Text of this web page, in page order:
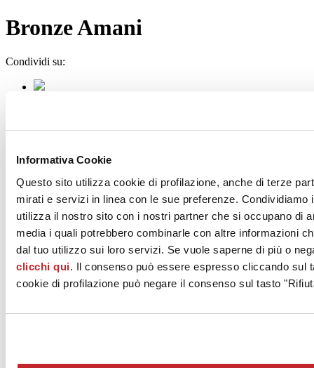
Informativa Cookie
Questo sito utilizza cookie di profilazione, anche di terze
mirati e servizi in linea con le sue preferenze.
utilizza il nostro sito con i nostri partner che si occupano di
media i quali potrebbero combinarle con altre informazioni
dal tuo utilizzo sui loro servizi. Se vuole saperne di più o
clicchi qui. Il consenso può essere espresso cliccando sul
cookie di profilazione può negare il consenso sul tasto
Bronze Amani
Condividi su:
News
aziende